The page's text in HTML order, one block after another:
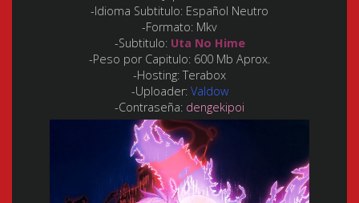
-Idioma Subtitulo: Español Neutro
-Formato: Mkv
-Subtitulo: Uta No Hime
-Peso por Capitulo: 600 Mb Aprox.
-Hosting:Terabox
-Uploader: Valdow
-Contraseña: dengekipoi